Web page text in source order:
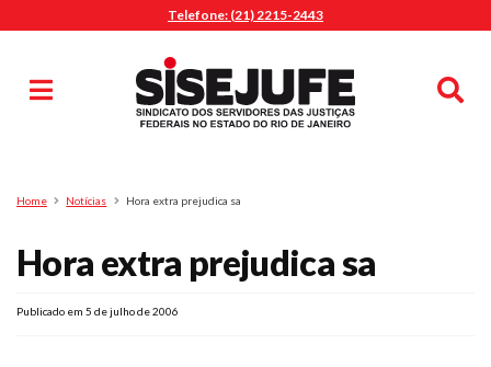
Telefone: (21) 2215-2443
Pesquisa
Home Notícias Hora extra prejudica sa
Hora extra prejudica sa
Publicado em 5 de julho de 2006
MENU
Sindicalize-se
Diretoria
O Sindicato
Agenda